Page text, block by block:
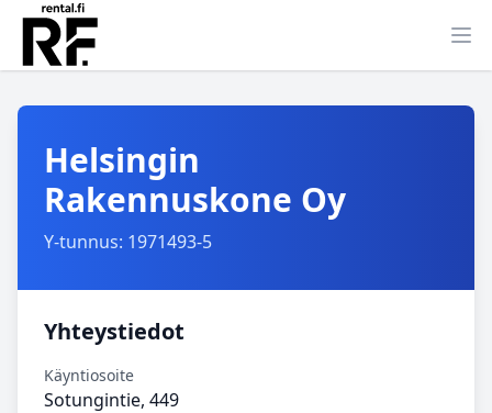
Helsingin
Rakennuskone Oy
Y-tunnus: 1971493-5
Yhteystiedot
Käyntiosoite
Sotungintie, 449